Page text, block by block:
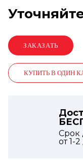
КУПИТЬ В ОДИН
Срок
от1-2